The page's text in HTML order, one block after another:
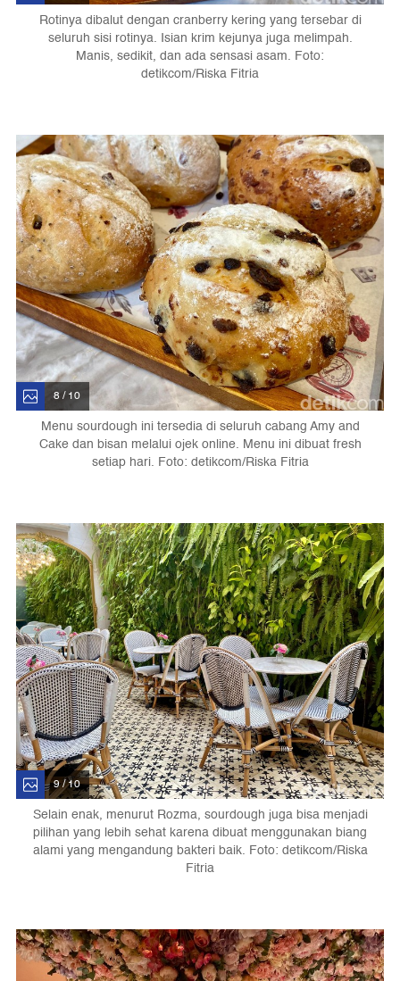
Rotinya dibalut dengan cranberry kering yang tersebar di
seluruh sisi rotinya. Isian krim kejunya juga melimpah.
Manis, sedikit, dan ada sensasi asam. Foto:
detikcom/Riska Fitria
8 / 10
Menu sourdough ini tersedia di seluruh cabang Amy and
Cake dan bisan melalui ojek online. Menu ini dibuat fresh
setiap hari. Foto: detikcom/Riska Fitria
9 / 10
Selain enak, menurut Rozma, sourdough juga bisa menjadi
pilihan yang lebih sehat karena dibuat menggunakan biang
alami yang mengandung bakteri baik. Foto: detikcom/Riska
Fitria